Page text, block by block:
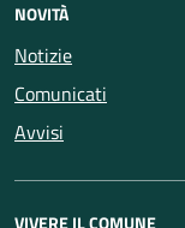
NOVITÀ
Notizie
Comunicati
Avvisi